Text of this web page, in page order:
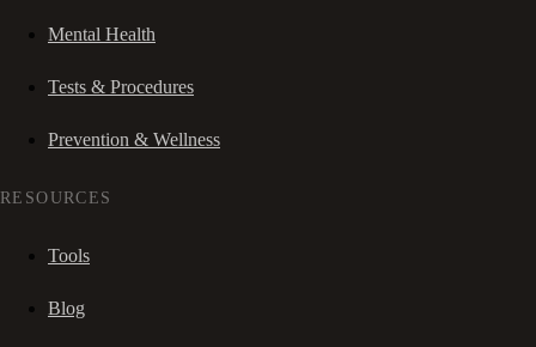
Mental Health
Tests & Procedures
Prevention & Wellness
RESOURCES
Tools
Blog